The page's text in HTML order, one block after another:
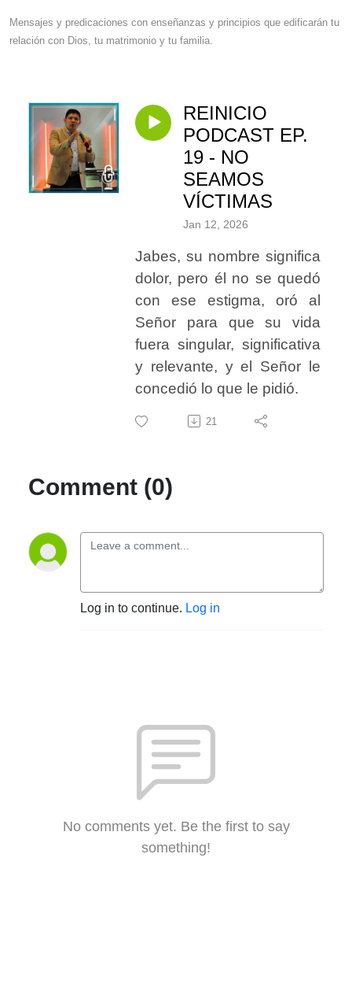
Mensajes y predicaciones con enseñanzas y principios que edificarán tu
relación con Dios, tu matrimonio y tu familia.
REINICIO
PODCAST EP.
19 - NO
SEAMOS
VÍCTIMAS
Jan 12, 2026
Jabes, su nombre significa
dolor, pero él no se quedó
con ese estigma, oró al
Señor para que su vida
fuera singular, significativa
y relevante, y el Señor le
concedió lo que le pidió.
21
Comment (0)
Log in to continue. Log in
No comments yet. Be the first to say
something!